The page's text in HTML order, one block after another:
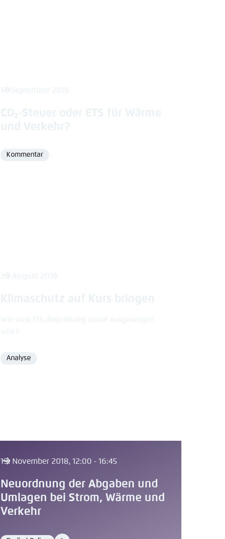
Format
Kommentar
Format
Analyse
19. November 2018, 12:00 - 16:45
Neuordnung der Abgaben und
Umlagen bei Strom, Wärme und
Verkehr